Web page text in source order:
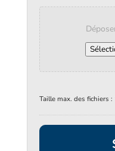
Taille max. des fichiers